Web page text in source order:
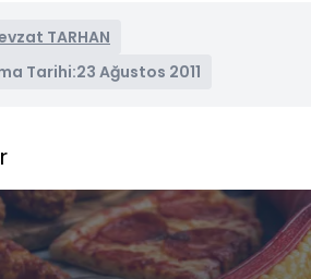
TARHAN
Tarihi:23 Ağustos 2011